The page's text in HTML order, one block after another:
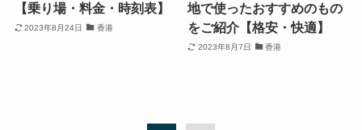
【乗り場・料金・時刻表】
2023年8月24日 香港
地で使ったおすすめのもの
をご紹介【格安・快適】
2023年8月7日 香港